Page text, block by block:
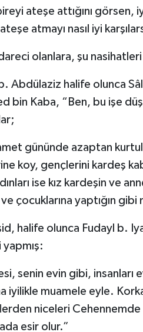
ateşe attığını görsen,
atmayı nasıl iyi
olanlara, şu
Abdülaziz halife olunca
bin Kaba, “Ben, bu işe
gününde azaptan
koy, gençlerini kardeş
ise kız kardeşin ve
çocuklarına yaptığın
halife olunca Fudayl b.
senin evin gibi, insanları
iyilikle muamele eyle.
niceleri
esir olur.”